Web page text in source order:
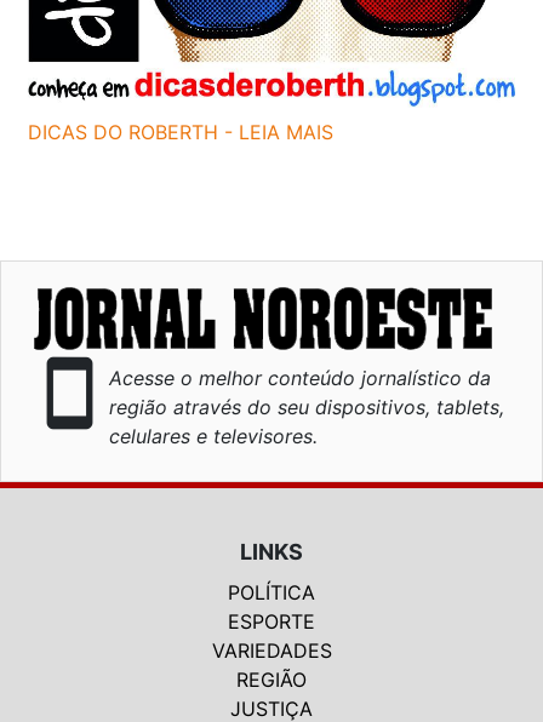
DICAS DO ROBERTH - LEIA MAIS
smartphone
Acesse o melhor conteúdo jornalístico da
região através do seu dispositivos, tablets,
celulares e televisores.
LINKS
POLÍTICA
ESPORTE
VARIEDADES
REGIÃO
JUSTIÇA